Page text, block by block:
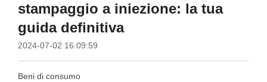
stampaggio a iniezione: la tua
guida definitiva
2024-07-02 16:09:59
Beni di consumo